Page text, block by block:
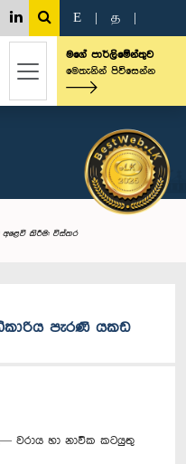
E த
මගේ පාර්ලිමේන්තුව
මෙතැනින් පිවිසෙන්න
අළෙවි කිරීම: විස්තර
පැරණි යකඩ
වරාය හා නාවික කටයුතු